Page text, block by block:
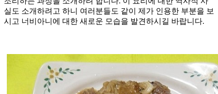
실도 소개하려고 하니 여러분들도 같이 제가 인용한 부분을 보
시고 너비아니에 대한 새로운 모습을 발견하시길 바랍니다.